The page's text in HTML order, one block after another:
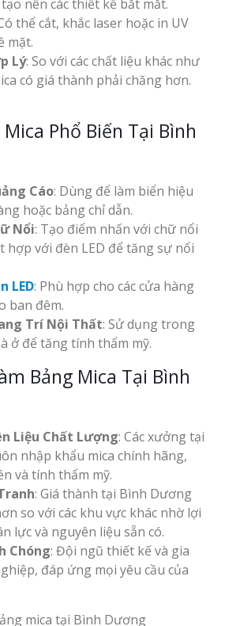
nên các thiết kế bắt mắt.
thể cắt, khắc laser hoặc in UV
mặt.
Lý: So với các chất liệu khác như
có giá thành phải chăng hơn.
Mica Phổ Biến Tại Bình
Cáo: Dùng để làm biển hiệu
hoặc bảng chỉ dẫn.
Nổi: Tạo điểm nhấn với chữ nổi
hợp với đèn LED để tăng sự nổi
LED: Phù hợp cho các cửa hàng
ban đêm.
Trí Nội Thất: Sử dụng trong
ở để tăng tính thẩm mỹ.
Bảng Mica Tại Bình
Liệu Chất Lượng: Các xưởng tại
nhập khẩu mica chính hãng,
và tính thẩm mỹ.
: Giá thành tại Bình Dương
so với các khu vực khác nhờ lợi
lực và nguyên liệu sẵn có.
Chóng: Đội ngũ thiết kế và gia
đáp ứng mọi yêu cầu của